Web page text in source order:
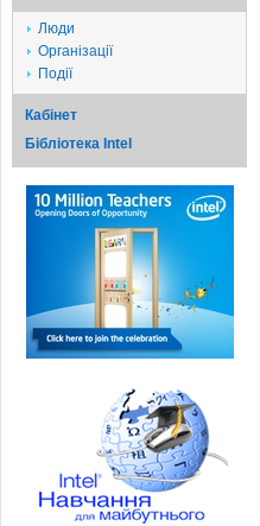
Люди
Організації
Події
Кабінет
Бібліотека Intel